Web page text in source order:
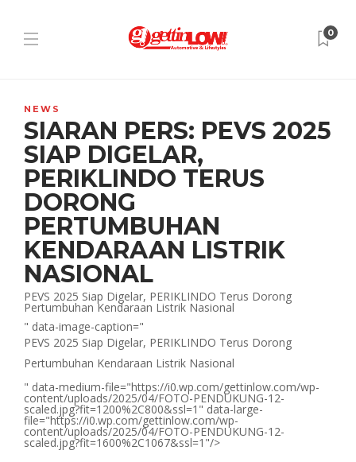
0
NEWS
SIARAN PERS: PEVS 2025
SIAP DIGELAR,
PERIKLINDO TERUS
DORONG
PERTUMBUHAN
KENDARAAN LISTRIK
NASIONAL
PEVS 2025 Siap Digelar, PERIKLINDO Terus Dorong
Pertumbuhan Kendaraan Listrik Nasional
" data-image-caption="
PEVS 2025 Siap Digelar, PERIKLINDO Terus Dorong
Pertumbuhan Kendaraan Listrik Nasional
" data-medium-file="https://i0.wp.com/gettinlow.com/wp-
content/uploads/2025/04/FOTO-PENDUKUNG-12-
scaled.jpg?fit=1200%2C800&ssl=1" data-large-
file="https://i0.wp.com/gettinlow.com/wp-
content/uploads/2025/04/FOTO-PENDUKUNG-12-
scaled.jpg?fit=1600%2C1067&ssl=1"/>